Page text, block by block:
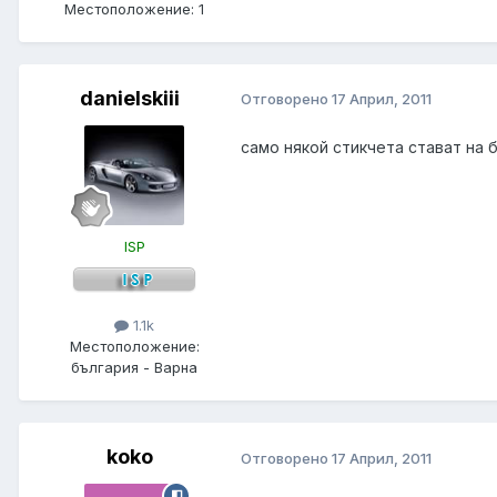
Местоположение: 1
danielskiii
ISP
1.1k
Местоположение:
българия - Варна
Отговорено 17 Април, 2011
само някой стикчета стават на
koko Отговорено 17 Април, 2011